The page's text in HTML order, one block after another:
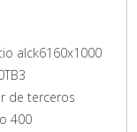
alck6160x1000
de terceros
400